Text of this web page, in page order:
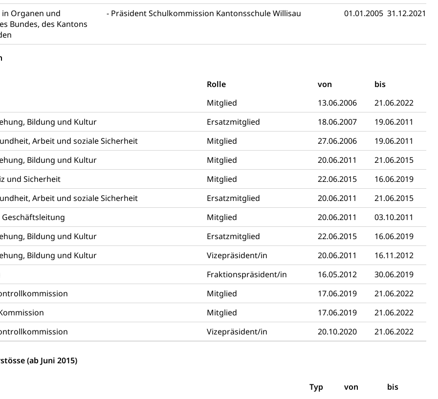
Organen und
Bundes, des Kantons
Präsident Schulkommission Kantonsschule Willisau 01.01.2005 31.12.2021
Rolle von
bis
Mitglied 13.06.2006
21.06.2022
Bildung und Kultur
Ersatzmitglied 18.06.2007
19.06.2011
Arbeit und soziale Sicherheit
Mitglied 27.06.2006
19.06.2011
Bildung und Kultur
Mitglied 20.06.2011
21.06.2015
und Sicherheit
Mitglied 22.06.2015
16.06.2019
Arbeit und soziale Sicherheit
Ersatzmitglied 20.06.2011
21.06.2015
Mitglied 20.06.2011
03.10.2011
Bildung und Kultur
Ersatzmitglied 22.06.2015
16.06.2019
Bildung und Kultur
Vizepräsident/in 20.06.2011
16.11.2012
Fraktionspräsident/in 16.05.2012
30.06.2019
Mitglied 17.06.2019
21.06.2022
Mitglied 17.06.2019
21.06.2022
Vizepräsident/in 20.10.2020 21.06.2022
(ab Juni 2015)
Typ von
bis
vor Diskriminierung (fabia) Schutz vor Diskriminierung
Strafverfahren
Gerichtsverfahren, Strafregistereintrag, Strafregisterauszug, Kriminalität
KESB
Kindes- und Erwachsenenschutzbehörden im Kanton Luzern
Kehrichtabfuhr, Müllabfuhr
Gemeindeverbände für Abfallentsorgung
Landschaft
Gewässerschutz, Naturschutz, Umweltschutz
Landwirtschaft und Wald) Natur- und Lanschaftsschutz (GEO-Portal rawi) Boden
Schadstoffe, Giftstoffe, Störfall
und Gifte (Umweltberatung Luzern)
Grundstück
Grundeigentümerabfrage
Stromversorgung, Energieverbrauch, Stromverbrauch, Energiequelle, Windenergie, Wasserkraft, Sonnenenergie,
Energie, Biomasse
Zentralschweiz
Grundbuchplan mit Eigentümerabfrage (Geoportal)
Klimaschutz, Klimaveränderung, Treibhauseffekt